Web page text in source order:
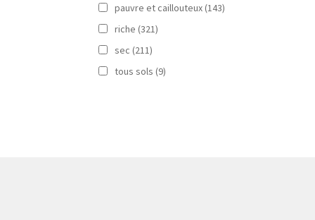
pauvre et caillouteux (143)
riche (321)
sec (211)
tous sols (9)